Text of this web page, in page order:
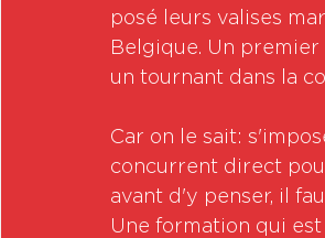
posé leurs valises
Belgique. Un
un tournant dans la
Car on le sait:
concurrent direct
avant d'y penser, il
Une formation qui